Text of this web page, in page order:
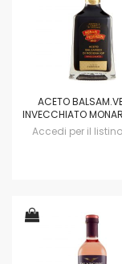
ACETO
INVECCHIATO
Accedi per il